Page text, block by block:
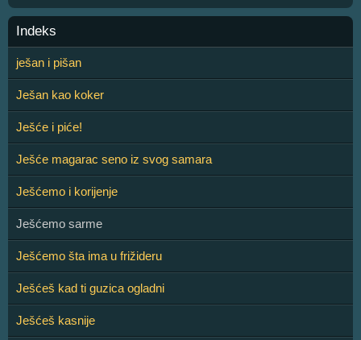
Indeks
ješan i pišan
Ješan kao koker
Ješće i piće!
Ješće magarac seno iz svog samara
Ješćemo i korijenje
Ješćemo sarme
Ješćemo šta ima u frižideru
Ješćeš kad ti guzica ogladni
Ješćeš kasnije